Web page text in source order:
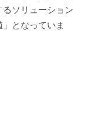
ソリューション
となっていま